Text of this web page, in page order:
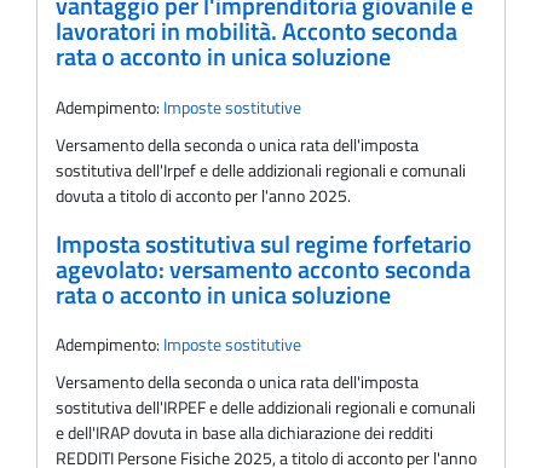
lavoratori in mobilità. Acconto seconda
rata o acconto in unica soluzione
Adempimento: Imposte sostitutive
Versamento della seconda o unica rata dell'imposta
sostitutiva dell'Irpef e delle addizionali regionali e comunali
dovuta a titolo di acconto per l'anno 2025.
Imposta sostitutiva sul regime forfetario
agevolato: versamento acconto seconda
rata o acconto in unica soluzione
Adempimento: Imposte sostitutive
Versamento della seconda o unica rata dell'imposta
sostitutiva dell'IRPEF e delle addizionali regionali e comunali
e dell'IRAP dovuta in base alla dichiarazione dei redditi
REDDITI Persone Fisiche 2025, a titolo di acconto per l'anno